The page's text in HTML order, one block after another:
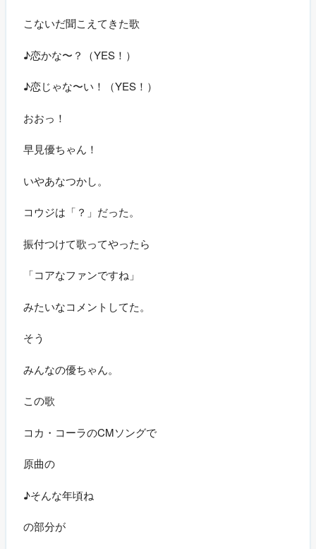
こないだ聞こえてきた歌
♪恋かな〜？（YES！）
♪恋じゃな〜い！（YES！）
おおっ！
早見優ちゃん！
いやあなつかし。
コウジは「？」だった。
振付つけて歌ってやったら
「コアなファンですね」
みたいなコメントしてた。
そう
みんなの優ちゃん。
この歌
コカ・コーラのCMソングで
原曲の
♪そんな年頃ね
の部分が